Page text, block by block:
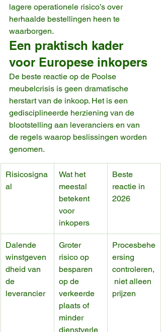
lagere operationele risico’s over
herhaalde bestellingen heen te
waarborgen.
Een praktisch kader
voor Europese inkopers
De beste reactie op de Poolse
meubelcrisis is geen dramatische
herstart van de inkoop. Het is een
gedisciplineerde herziening van de
blootstelling aan leveranciers en van
de regels waarop beslissingen worden
genomen.
Risicosigna
al
Wat het
meestal
betekent
voor
inkopers
Beste
reactie in
2026
Dalende
winstgeven
dheid van
de
leverancier
Groter
risico op
besparen
op de
verkeerde
plaats of
minder
dienstverle
Procesbehe
ersing
controleren,
niet alleen
prijzen